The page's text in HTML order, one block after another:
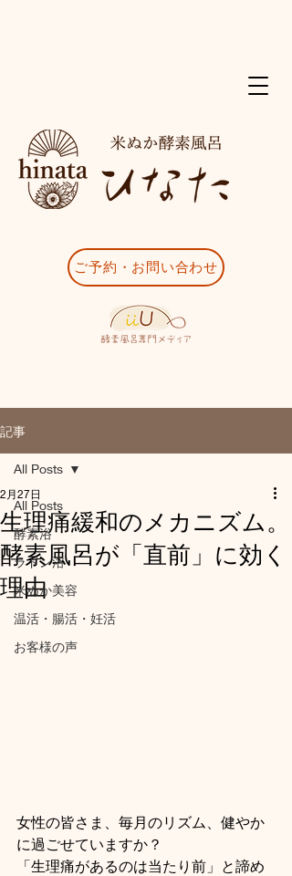
ご予約・お問い合わせ
記事
All Posts
酵素浴
ラドン浴
米ぬか美容
温活・腸活・妊活
お客様の声
All Posts
生理痛緩和のメカニズム。
酵素風呂が「直前」に効く
理由
2月27日
女性の皆さま、毎月のリズム、健やか
に過ごせていますか？
「生理痛があるのは当たり前」と諦め